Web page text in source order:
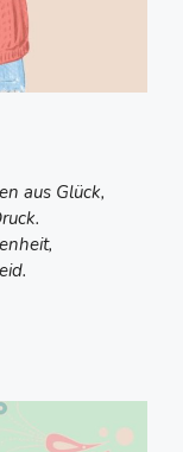
aus Glück,